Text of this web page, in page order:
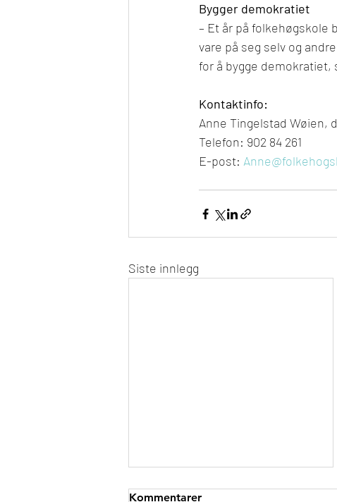
Bygger demokratiet
– Et år på folkehøgskole
vare på seg selv og
for å bygge demokratiet,
Kontaktinfo:
Anne Tingelstad Wøien,
Telefon: 902 84 261
E-post:
Siste innlegg
Kommentarer